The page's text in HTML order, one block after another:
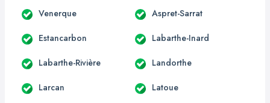
Venerque Aspret-Sarrat
Estancarbon Labarthe-Inard
Labarthe-Rivière Landorthe
Larcan Latoue